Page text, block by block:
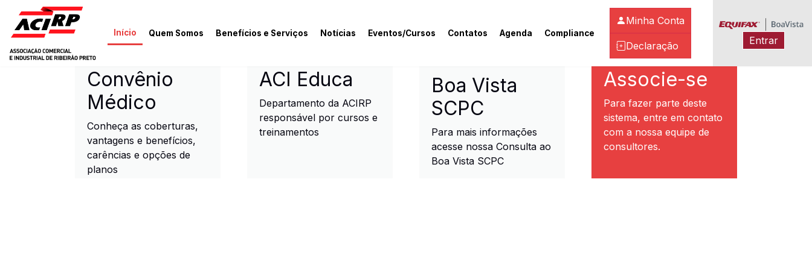
Pular para o conteúdo principal
Início Quem Somos Benefícios e Serviços Notícias Eventos/Cursos Contatos Agenda Compliance
Minha Conta
Declaração Entrar
ACIRP - Associação Comercial e Industrial de Ribeirão Preto
Convênio
Médico
Conheça as coberturas,
vantagens e benefícios,
carências e opções de
planos
ACI Educa
Departamento da ACIRP
responsável por cursos e
treinamentos
Boa Vista
SCPC
Para mais informações
acesse nossa Consulta ao
Boa Vista SCPC
Associe-se
Para fazer parte deste
sistema, entre em contato
com a nossa equipe de
consultores.